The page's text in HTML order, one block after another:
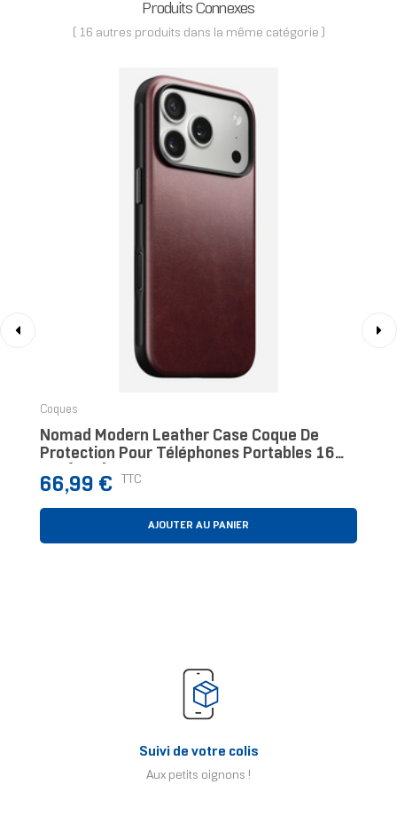
Produits Connexes
( 16 autres produits dans la même catégorie )
Coques
Nomad Modern Leather Case Coque De
Protection Pour Téléphones Portables 16
Cm (6.3") Housse Bordeaux
Prix
66,99 € TTC
AJOUTER AU PANIER
Suivi de votre colis
Aux petits oignons !